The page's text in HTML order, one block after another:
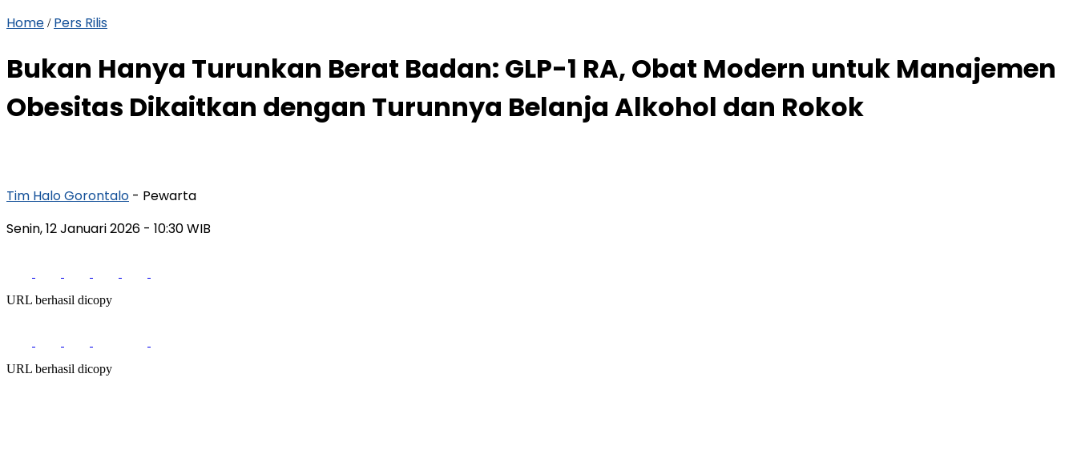
Home / Pers Rilis
Bukan Hanya Turunkan Berat Badan: GLP-1 RA, Obat Modern untuk Manajemen
Obesitas Dikaitkan dengan Turunnya Belanja Alkohol dan Rokok
Tim Halo Gorontalo - Pewarta
Senin, 12 Januari 2026 - 10:30 WIB
URL berhasil dicopy
URL berhasil dicopy